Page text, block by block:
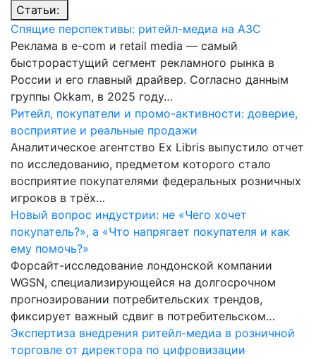
Статьи:
Спящие перспективы: ритейл-медиа на АЗС
Реклама в e-com и retail media — самый
быстрорастущий сегмент рекламного рынка в
России и его главный драйвер. Согласно данным
группы Okkam, в 2025 году…
Ритейл, покупатели и промо-активности: доверие,
восприятие и реальные продажи
Аналитическое агентство Ex Libris выпустило отчет
по исследованию, предметом которого стало
восприятие покупателями федеральных розничных
игроков в трёх…
Новый вопрос индустрии: не «Чего хочет
покупатель?», а «Что напрягает покупателя и как
ему помочь?»
Форсайт-исследование лондонской компании
WGSN, специализирующейся на долгосрочном
прогнозировании потребительских трендов,
фиксирует важный сдвиг в потребительском…
Экспертиза внедрения ритейл-медиа в розничной
торговле от директора по цифровизации